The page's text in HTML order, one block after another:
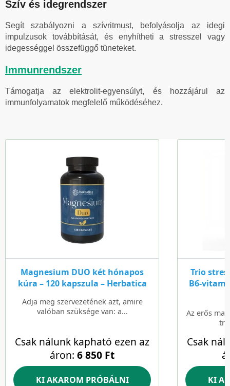
Szív és idegrendszer
Segít szabályozni a szívritmust, befolyásolja az idegi
impulzusok továbbítását, és enyhítheti a stresszel vagy
idegességgel összefüggő tüneteket.
Immunrendszer
Támogatja az elektrolit-egyensúlyt, és hozzájárul az
immunfolyamatok megfelelő működéséhez.